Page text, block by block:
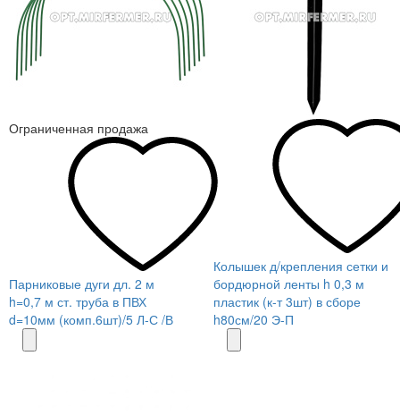
Ограниченная продажа
Парниковые дуги дл. 2 м
h=0,7 м ст. труба в ПВХ
d=10мм (комп.6шт)/5 Л-С /В
Колышек д/крепления сетки и
бордюрной ленты h 0,3 м
пластик (к-т 3шт) в сборе
h80см/20 Э-П